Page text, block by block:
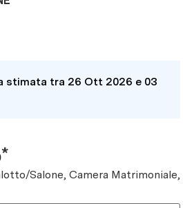
stimata tra 26 Ott 2026 e 03
Salone, Camera Matrimoniale,